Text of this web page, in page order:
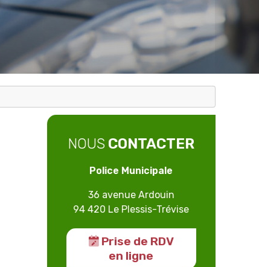
NOUS CONTACTER
Police Municipale
36 avenue Ardouin
94 420 Le Plessis-Trévise
Prise de RDV
en ligne